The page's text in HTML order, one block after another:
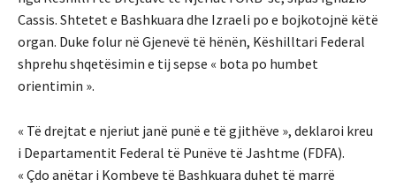
Cassis. Shtetet e Bashkuara dhe Izraeli po e bojkotojnë këtë
organ. Duke folur në Gjenevë të hënën, Këshilltari Federal
shprehu shqetësimin e tij sepse « bota po humbet
orientimin ».
« Të drejtat e njeriut janë punë e të gjithëve », deklaroi kreu
i Departamentit Federal të Punëve të Jashtme (FDFA).
« Çdo anëtar i Kombeve të Bashkuara duhet të marrë